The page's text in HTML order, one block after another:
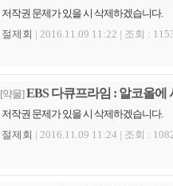
저작권 문제가 있을 시 삭제하겠습니다.
절제회 | 2016.11.09 11:22 | 조회 :
[약물] EBS 다큐프라임 : 알코올에
저작권 문제가 있을 시 삭제하겠습니다.
절제회 | 2016.11.09 11:24 | 조회 :